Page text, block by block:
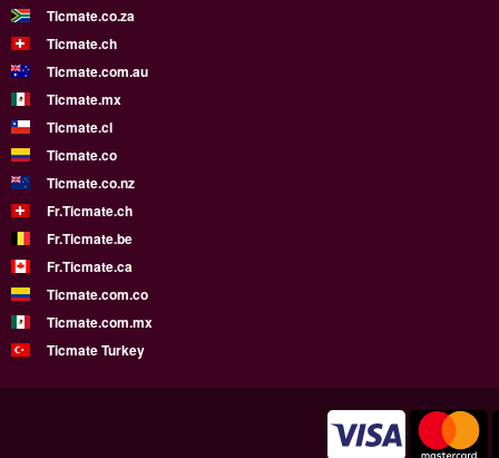
Ticmate.co.za
Ticmate.ch
Ticmate.com.au
Ticmate.mx
Ticmate.cl
Ticmate.co
Ticmate.co.nz
Fr.Ticmate.ch
Fr.Ticmate.be
Fr.Ticmate.ca
Ticmate.com.co
Ticmate.com.mx
Ticmate Turkey